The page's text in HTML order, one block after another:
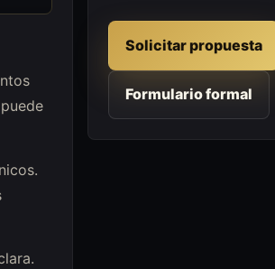
Solicitar propuesta
Formulario formal